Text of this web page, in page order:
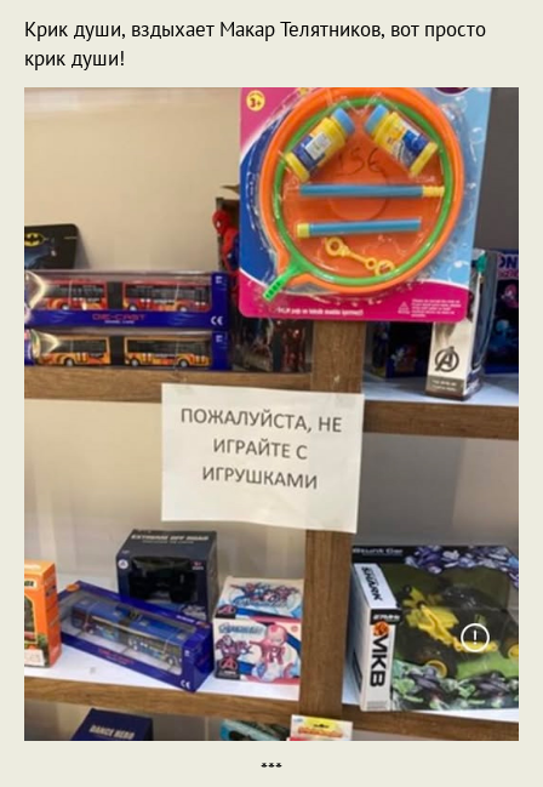
Крик души, вздыхает Макар Телятников, вот просто
крик души!
***